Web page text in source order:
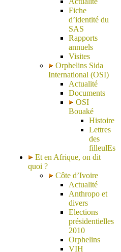
Fiche
d’identité du
SAS
Rapports
annuels
Visites
Orphelins Sida
International (OSI)
Actualité
Documents
OSI
Bouaké
Histoire
Lettres
des
filleulEs
Et en Afrique, on dit
quoi ?
Côte d’Ivoire
Actualité
Anthropo et
divers
Elections
présidentielles
2010
Orphelins
VIH